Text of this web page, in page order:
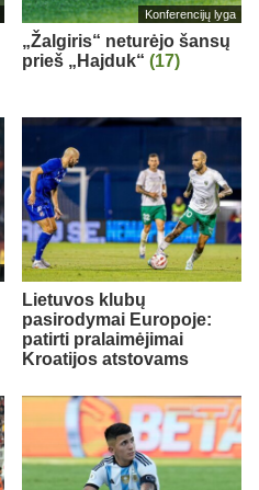
Konferencijų lyga
„Žalgiris“ neturėjo šansų
prieš „Hajduk“ (17)
Lietuvos klubų
pasirodymai Europoje:
patirti pralaimėjimai
Kroatijos atstovams